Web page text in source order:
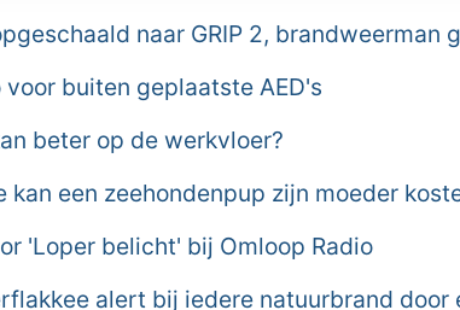
naar GRIP 2, brandweerman
buiten geplaatste AED's
beter op de werkvloer?
kan een zeehondenpup zijn moeder
'Loper belicht' bij Omloop Radio
alert bij iedere natuurbrand door